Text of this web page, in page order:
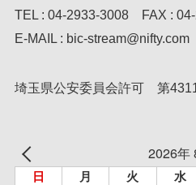
TEL : 04-2933-3008 FAX :
E-MAIL : bic-stream@nifty.com
埼玉県公安委員会許可 第
2026年
日 月 火 水